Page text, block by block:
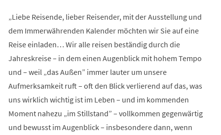
„Liebe Reisende, lieber Reisender, mit der Ausstellung und
dem Immerwährenden Kalender möchten wir Sie auf eine
Reise einladen… Wir alle reisen beständig durch die
Jahreskreise – in dem einen Augenblick mit hohem Tempo
und – weil „das Außen” immer lauter um unsere
Aufmerksamkeit ruft – oft den Blick verlierend auf das, was
uns wirklich wichtig ist im Leben – und im kommenden
Moment nahezu „im Stillstand” – vollkommen gegenwärtig
und bewusst im Augenblick – ins­besondere dann, wenn